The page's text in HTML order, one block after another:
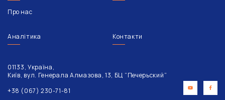
Про нас
Аналітика Контакти
01133, Україна,
Київ, вул. Генерала Алмазова, 13, БЦ “Печерьский”
+38 (067) 230-71-81